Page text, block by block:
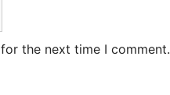
the next time I comment.